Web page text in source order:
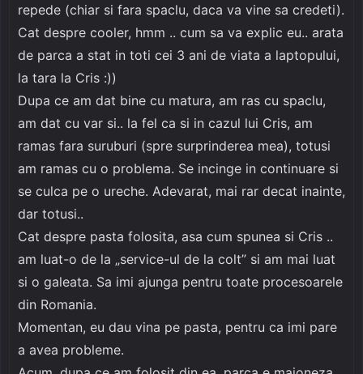
repede (chiar si fara spaclu, daca va vine sa credeti).
Cat despre cooler, hmm .. cum sa va explic eu.. arata
de parca a stat in toti cei 3 ani de viata a laptopului,
la tara la Cris :))
Dupa ce am dat bine cu matura, am ras cu spaclu,
am dat cu var si.. la fel ca si in cazul lui Cris, am
ramas fara suruburi (spre surprinderea mea), totusi
am ramas cu o problema. Se incinge in continuare si
se culca pe o ureche. Adevarat, mai rar decat inainte,
dar totusi..
Cat despre pasta folosita, asa cum spunea si Cris ..
am luat-o de la „service-ul de la colt” si am mai luat
si o galeata. Sa imi ajunga pentru toate procesoarele
din Romania.
Momentan, eu dau vina pe pasta, pentru ca imi pare
a avea probleme.